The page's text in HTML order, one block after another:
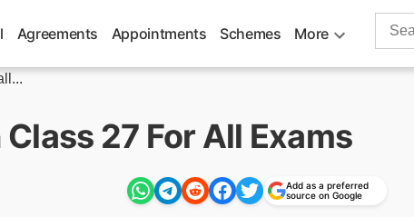
Agreements Appointments Schemes More
Search
27 For All Exams
Add as a preferred
source on Google